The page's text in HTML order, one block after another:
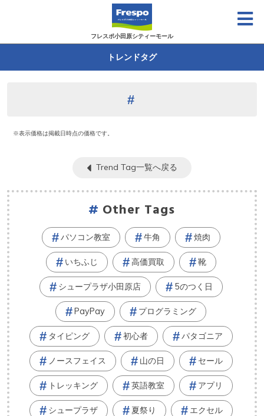
フレスポ小田原シティーモール
トレンドタグ
※表示価格は掲載日時点の価格です。
Trend Tag一覧へ戻る
Other Tags
パソコン教室 牛角 焼肉
いちふじ 高価買取 靴
シュープラザ小田原店 5のつく日
PayPay プログラミング
タイピング 初心者 パタゴニア
ノースフェイス 山の日 セール
トレッキング 英語教室 アプリ
シュープラザ 夏祭り エクセル